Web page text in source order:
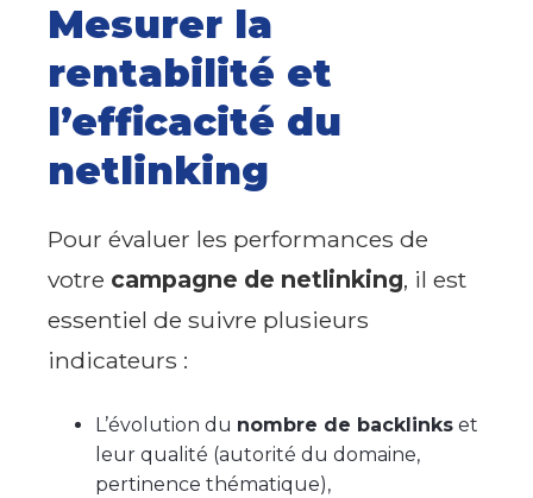
Mesurer la
rentabilité et
l’efficacité du
netlinking
Pour évaluer les performances de
votre campagne de netlinking, il est
essentiel de suivre plusieurs
indicateurs :
L’évolution du nombre de backlinks et
leur qualité (autorité du domaine,
pertinence thématique),